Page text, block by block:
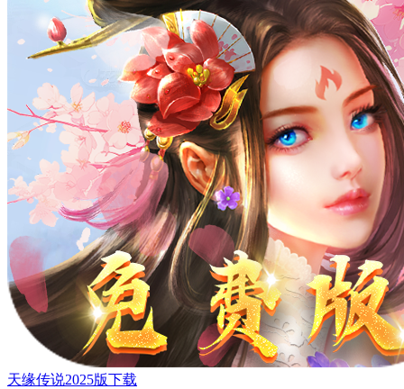
天缘传说2025版下载